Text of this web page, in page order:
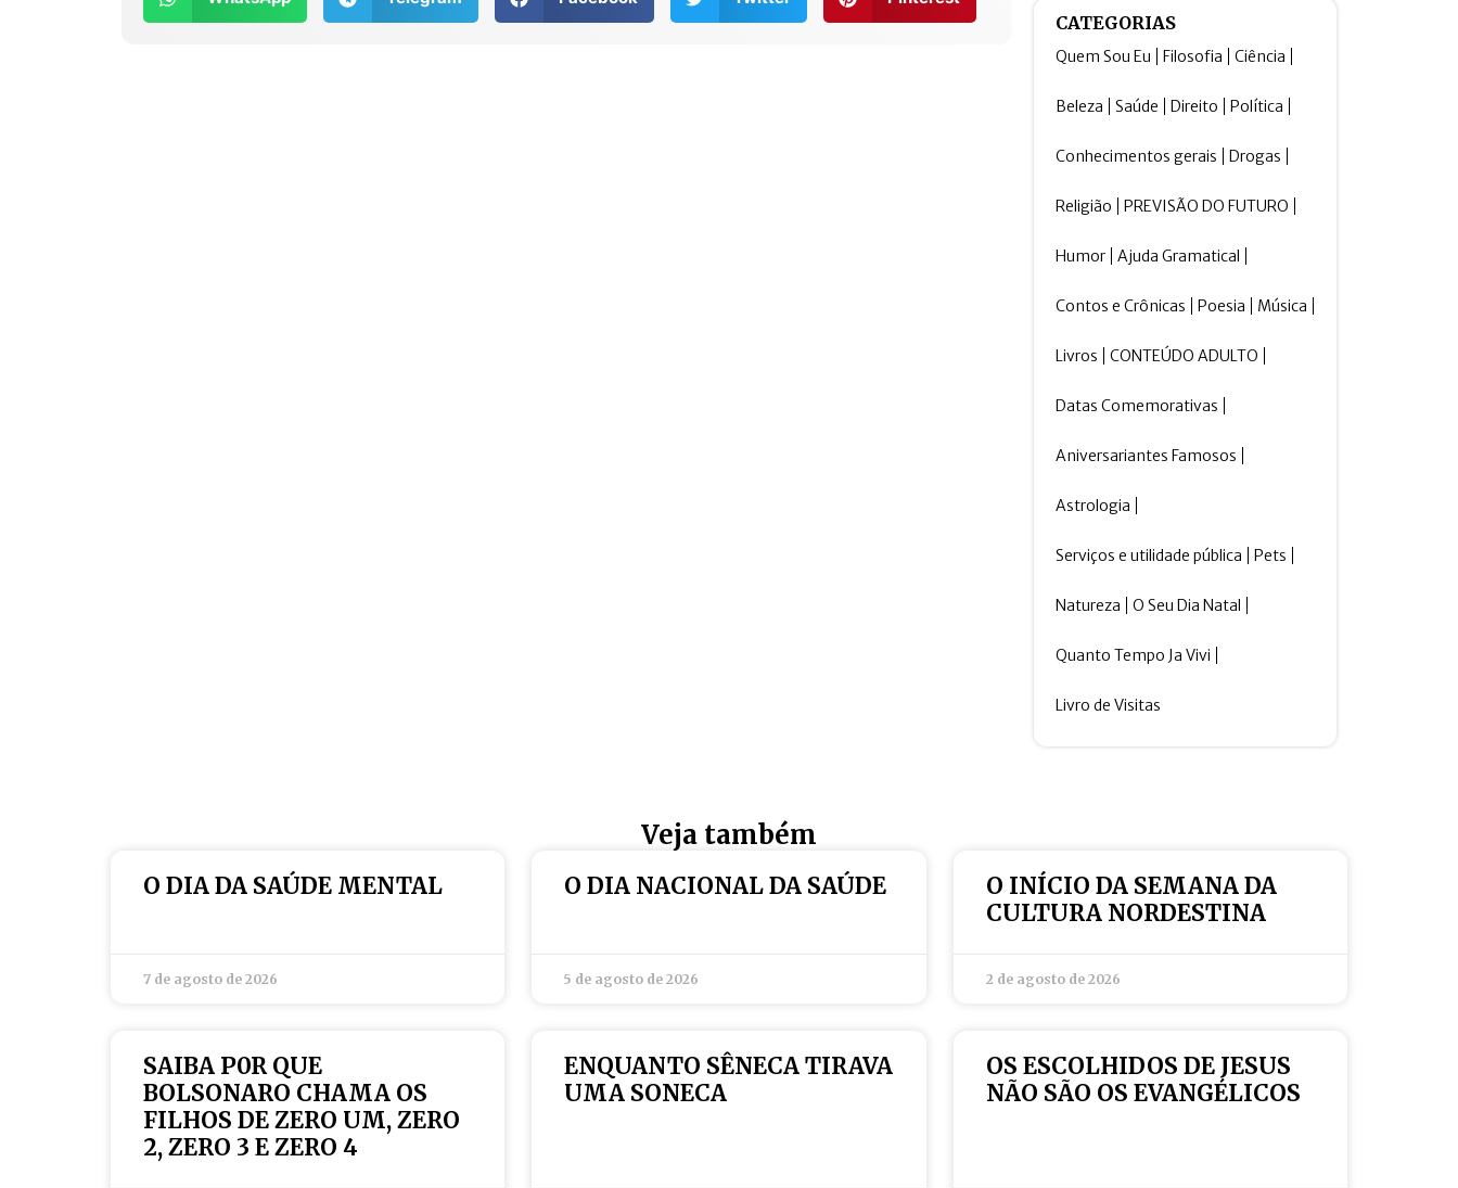
CATEGORIAS
Quem Sou Eu Filosofia Ciência
Beleza Saúde Direito Política
Conhecimentos gerais Drogas
Religião PREVISÃO DO FUTURO
Humor Ajuda Gramatical
Contos e Crônicas Poesia Música
Livros CONTEÚDO ADULTO
Datas Comemorativas
Aniversariantes Famosos
Astrologia
Serviços e utilidade pública Pets
Natureza O Seu Dia Natal
Quanto Tempo Ja Vivi
Livro de Visitas
Veja também
O DIA DA SAÚDE MENTAL
7 de agosto de 2026
O DIA NACIONAL DA SAÚDE
5 de agosto de 2026
O INÍCIO DA SEMANA DA
CULTURA NORDESTINA
2 de agosto de 2026
SAIBA P0R QUE
BOLSONARO CHAMA OS
FILHOS DE ZERO UM, ZERO
2, ZERO 3 E ZERO 4
ENQUANTO SÊNECA TIRAVA
UMA SONECA
OS ESCOLHIDOS DE JESUS
NÃO SÃO OS EVANGÉLICOS